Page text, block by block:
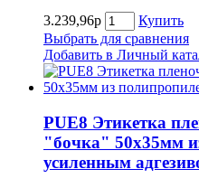
3.239,96р
Купить
Выбрать для сравнения
Добавить в Личный
PUE8 Этикетка
"бочка" 50х35мм
усиленным